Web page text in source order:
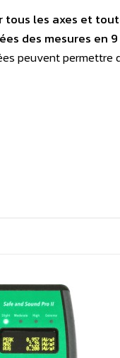
tous les axes et
des mesures en
peuvent permettre